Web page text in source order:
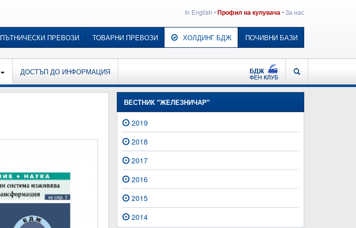
In English •Профил на купувача•За нас
ПЪТНИЧЕСКИ ПРЕВОЗИ ТОВАРНИ ПРЕВОЗИ ХОЛДИНГ БДЖ ПОЧИВНИ БАЗИ
ДОСТЪП ДО ИНФОРМАЦИЯ ТЪРСЕНЕ
ВЕСТНИК "ЖЕЛЕЗНИЧАР"
2019
2018
2017
2016
2015
2014